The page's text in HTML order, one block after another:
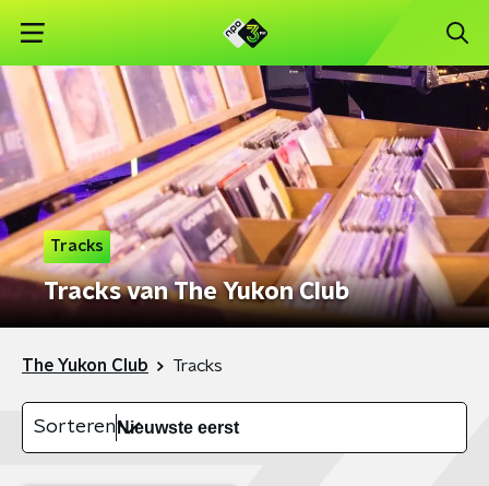
Tracks
Tracks van The Yukon Club
The Yukon Club Tracks
Sorteren